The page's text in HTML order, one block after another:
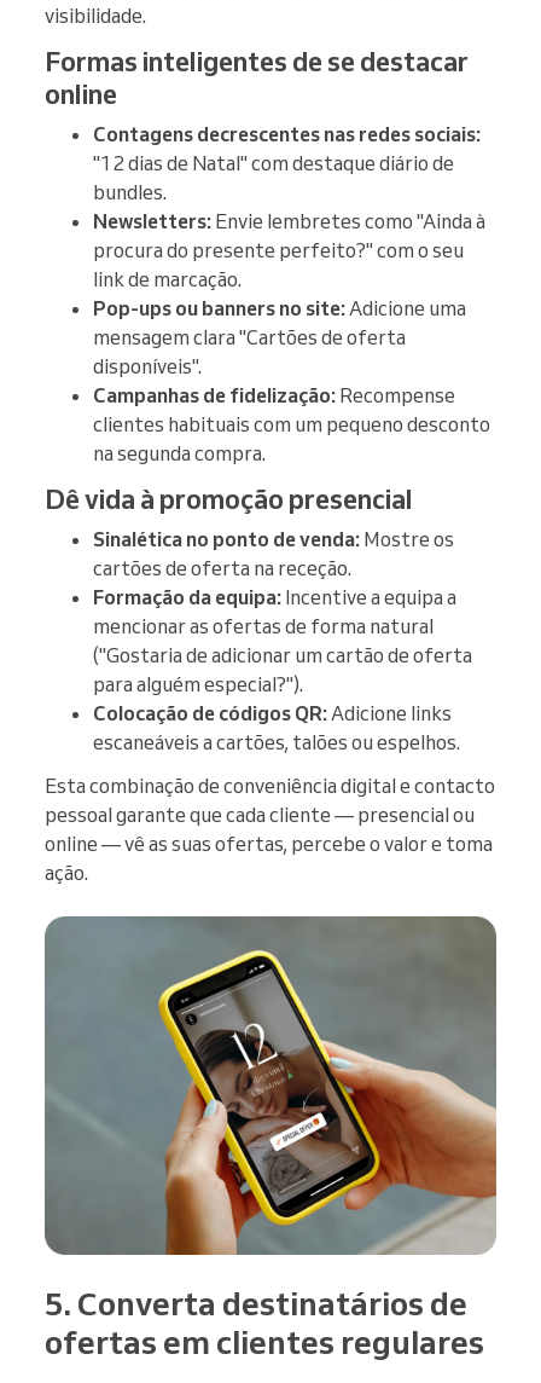
visibilidade.
Formas inteligentes de se destacar
online
Contagens decrescentes nas redes sociais:
"12 dias de Natal" com destaque diário de
bundles.
Newsletters: Envie lembretes como "Ainda à
procura do presente perfeito?" com o seu
link de marcação.
Pop-ups ou banners no site: Adicione uma
mensagem clara "Cartões de oferta
disponíveis".
Campanhas de fidelização: Recompense
clientes habituais com um pequeno desconto
na segunda compra.
Dê vida à promoção presencial
Sinalética no ponto de venda: Mostre os
cartões de oferta na receção.
Formação da equipa: Incentive a equipa a
mencionar as ofertas de forma natural
("Gostaria de adicionar um cartão de oferta
para alguém especial?").
Colocação de códigos QR: Adicione links
escaneáveis a cartões, talões ou espelhos.
Esta combinação de conveniência digital e contacto
pessoal garante que cada cliente — presencial ou
online — vê as suas ofertas, percebe o valor e toma
ação.
5. Converta destinatários de
ofertas em clientes regulares